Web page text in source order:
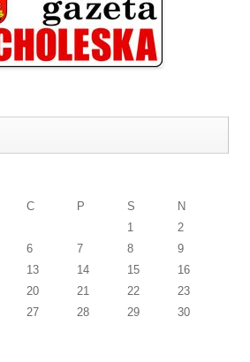
C P S
N
1
2
6 7 8
9
13 14 15
16
20 21 22
23
27 28 29
30